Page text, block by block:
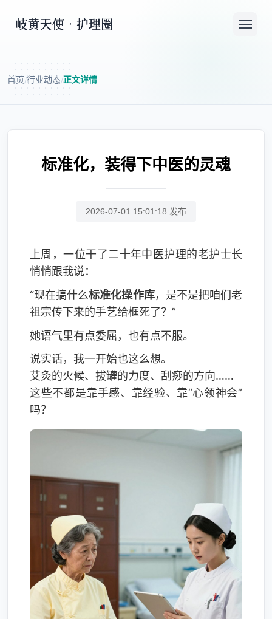
首页/行业动态/正文详情
标准化，装得下中医的灵魂
2026-07-01 15:01:18 发布
上周，一位干了二十年中医护理的老护士长
悄悄跟我说：
“现在搞什么标准化操作库，是不是把咱们老
祖宗传下来的手艺给框死了？”
她语气里有点委屈，也有点不服。
说实话，我一开始也这么想。
艾灸的火候、拔罐的力度、刮痧的方向……
这些不都是靠手感、靠经验、靠“心领神会”
吗？